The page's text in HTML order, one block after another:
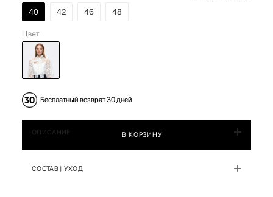
40
42 46 48
Цвет
Бесплатный возврат 30 дней
В КОРЗИНУ
ОПИСАНИЕ
СОСТАВ | УХОД